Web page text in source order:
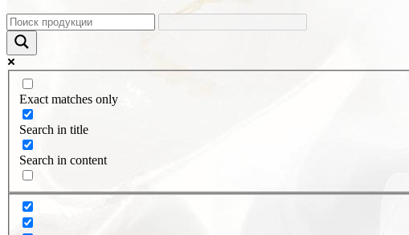
Exact matches only
Search in title
Search in content